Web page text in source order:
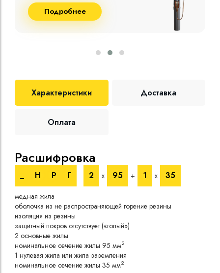
Подробнее
Характеристики Доставка
Оплата
Расшифровка
Н Р Г 2 х 95 + 1 х 35
медная жила
оболочка из не распространяющей горение резины
изоляция из резины
защитный покров отсутствует («голый»)
2 основные жилы
номинальное сечение жилы 95 мм2
1 нулевая жила или жила заземления
номинальное сечение жилы 35 мм2